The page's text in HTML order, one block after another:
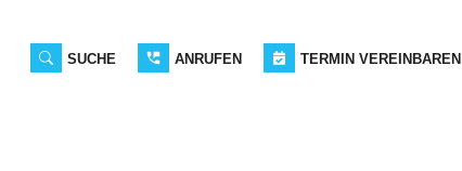
SUCHE ANRUFEN TERMIN VEREINBAREN